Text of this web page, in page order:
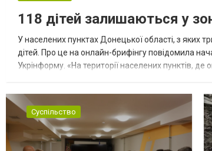
118 дітей залишаються у
У населених пунктах Донецької області, з яких
дітей. Про це на онлайн-брифінгу повідомила
Укрінформу. «На території населених пунктів,
Суспільство